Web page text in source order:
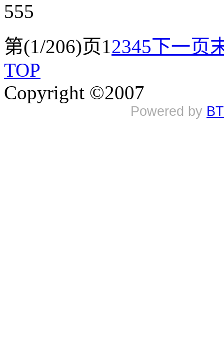
555
第(1/206)页12345下一页
TOP
Copyright ©2007
Powered by